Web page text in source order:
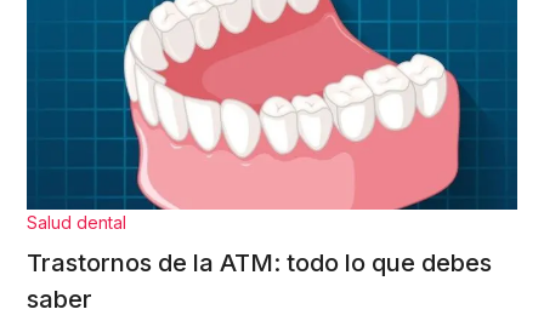
Salud dental
Trastornos de la ATM: todo lo que debes
saber